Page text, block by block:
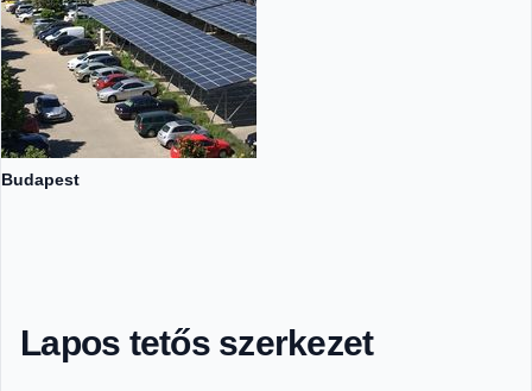
Budapest
Lapos tetős szerkezet